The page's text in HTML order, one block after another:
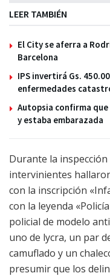
LEER TAMBIÉN
El City se aferra a
Barcelona
IPS invertirá Gs.
enfermedades
Autopsia confirma
y estaba embarazada
Durante la
intervinientes
con la inscripción
con la leyenda
policial de modelo
uno de lycra, un par
camuflado y un
presumir que los